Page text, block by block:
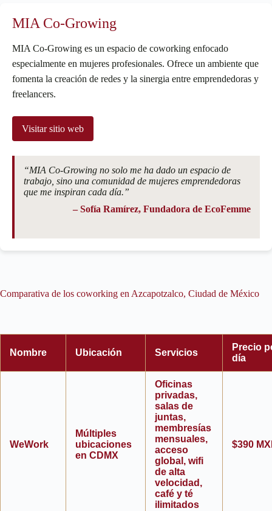
MIA Co-Growing
MIA Co-Growing es un espacio de coworking enfocado
especialmente en mujeres profesionales. Ofrece un ambiente que
fomenta la creación de redes y la sinergia entre emprendedoras y
freelancers.
Visitar sitio web
“MIA Co-Growing no solo me ha dado un espacio de
trabajo, sino una comunidad de mujeres emprendedoras
que me inspiran cada día.”
– Sofía Ramírez, Fundadora de EcoFemme
Comparativa de los coworking en Azcapotzalco, Ciudad de México
Nombre Ubicación Servicios
Precio
día
WeWork
Múltiples
ubicaciones
en CDMX
Oficinas
privadas,
salas de
juntas,
membresías
mensuales,
acceso
global, wifi
de alta
velocidad,
café y té
ilimitados
$390